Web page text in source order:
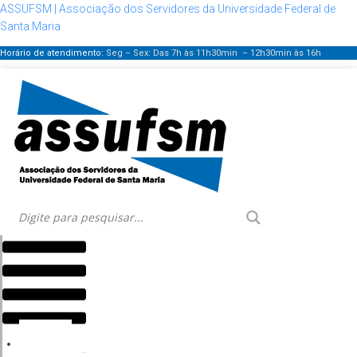
ASSUFSM | Associação dos Servidores da Universidade Federal de
Santa Maria
Horário de atendimento: Seg – Sex: Das 7h às 11h30min – 12h30min às 16h
Menu